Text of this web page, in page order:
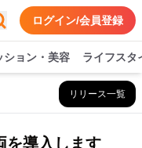
ログイン/会員登録
ション・美容 ライフスタ
リリース一覧
導入します